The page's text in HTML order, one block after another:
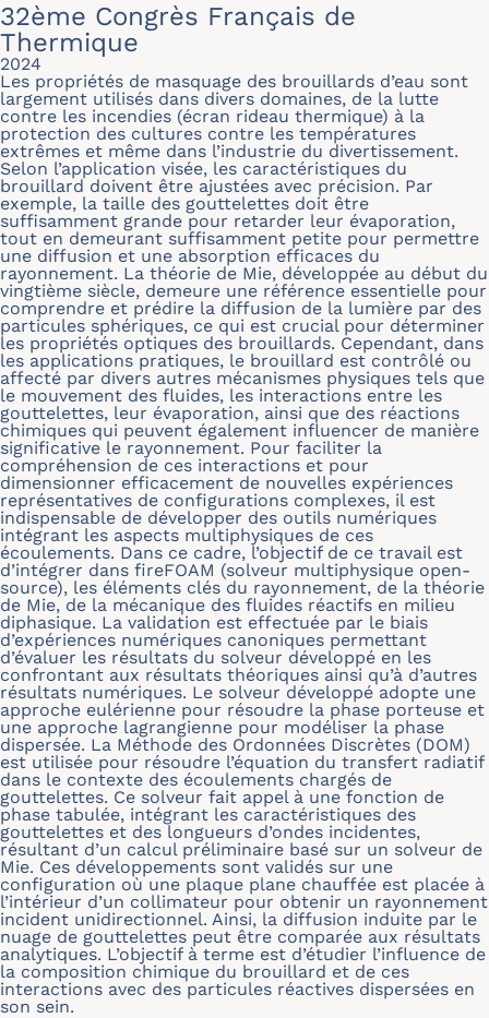
32ème Congrès Français de
Thermique
2024
Les propriétés de masquage des brouillards d’eau sont
largement utilisés dans divers domaines, de la lutte
contre les incendies (écran rideau thermique) à la
protection des cultures contre les températures
extrêmes et même dans l’industrie du divertissement.
Selon l’application visée, les caractéristiques du
brouillard doivent être ajustées avec précision. Par
exemple, la taille des gouttelettes doit être
suffisamment grande pour retarder leur évaporation,
tout en demeurant suffisamment petite pour permettre
une diffusion et une absorption efficaces du
rayonnement. La théorie de Mie, développée au début du
vingtième siècle, demeure une référence essentielle pour
comprendre et prédire la diffusion de la lumière par des
particules sphériques, ce qui est crucial pour déterminer
les propriétés optiques des brouillards. Cependant, dans
les applications pratiques, le brouillard est contrôlé ou
affecté par divers autres mécanismes physiques tels que
le mouvement des fluides, les interactions entre les
gouttelettes, leur évaporation, ainsi que des réactions
chimiques qui peuvent également influencer de manière
significative le rayonnement. Pour faciliter la
compréhension de ces interactions et pour
dimensionner efficacement de nouvelles expériences
représentatives de configurations complexes, il est
indispensable de développer des outils numériques
intégrant les aspects multiphysiques de ces
écoulements. Dans ce cadre, l’objectif de ce travail est
d’intégrer dans fireFOAM (solveur multiphysique open-
source), les éléments clés du rayonnement, de la théorie
de Mie, de la mécanique des fluides réactifs en milieu
diphasique. La validation est effectuée par le biais
d’expériences numériques canoniques permettant
d’évaluer les résultats du solveur développé en les
confrontant aux résultats théoriques ainsi qu’à d’autres
résultats numériques. Le solveur développé adopte une
approche eulérienne pour résoudre la phase porteuse et
une approche lagrangienne pour modéliser la phase
dispersée. La Méthode des Ordonnées Discrètes (DOM)
est utilisée pour résoudre l’équation du transfert radiatif
dans le contexte des écoulements chargés de
gouttelettes. Ce solveur fait appel à une fonction de
phase tabulée, intégrant les caractéristiques des
gouttelettes et des longueurs d’ondes incidentes,
résultant d’un calcul préliminaire basé sur un solveur de
Mie. Ces développements sont validés sur une
configuration où une plaque plane chauffée est placée à
l’intérieur d’un collimateur pour obtenir un rayonnement
incident unidirectionnel. Ainsi, la diffusion induite par le
nuage de gouttelettes peut être comparée aux résultats
analytiques. L’objectif à terme est d’étudier l’influence de
la composition chimique du brouillard et de ces
interactions avec des particules réactives dispersées en
son sein.